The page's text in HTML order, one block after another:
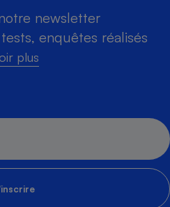
newsletter
enquêtes réalisés
plus